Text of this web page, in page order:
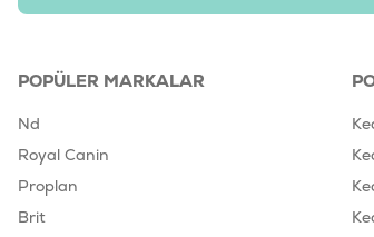
POPÜLER MARKALAR
Nd
Royal Canin
Proplan
Brit